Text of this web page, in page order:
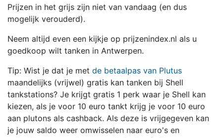
Prijzen in het grijs zijn niet van vandaag (en dus
mogelijk verouderd).
Neem altijd even een kijkje op prijzenindex.nl als u
goedkoop wilt tanken in Antwerpen.
Tip: Wist je dat je met de betaalpas van Plutus
maandelijks (vrijwel) gratis kan tanken bij Shell
tankstations? Je krijgt gratis 1 perk waar je Shell kan
kiezen, als je voor 10 euro tankt krijg je voor 10 euro
aan plutons als cashback. Als deze is vrijgegeven kan
je jouw saldo weer omwisselen naar euro's en